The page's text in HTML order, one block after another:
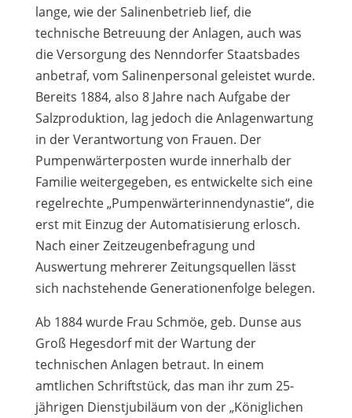
lange, wie der Salinenbetrieb lief, die
technische Betreuung der Anlagen, auch was
die Versorgung des Nenndorfer Staatsbades
anbetraf, vom Salinenpersonal geleistet wurde.
Bereits 1884, also 8 Jahre nach Aufgabe der
Salzproduktion, lag jedoch die Anlagenwartung
in der Verantwortung von Frauen. Der
Pumpenwärterposten wurde innerhalb der
Familie weitergegeben, es entwickelte sich eine
regelrechte „Pumpenwärterinnendynastie“, die
erst mit Einzug der Automatisierung erlosch.
Nach einer Zeitzeugenbefragung und
Auswertung mehrerer Zeitungsquellen lässt
sich nachstehende Generationenfolge belegen.
Ab 1884 wurde Frau Schmöe, geb. Dunse aus
Groß Hegesdorf mit der Wartung der
technischen Anlagen betraut. In einem
amtlichen Schriftstück, das man ihr zum 25-
jährigen Dienstjubiläum von der „Königlichen